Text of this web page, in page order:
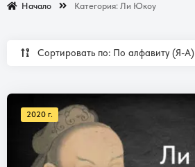
Начало Категория: Ли Юкоу
Сортировать по: По алфавиту (Я-А)
2020 г.